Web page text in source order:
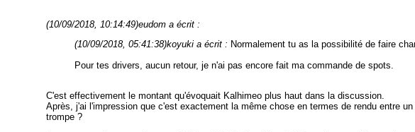
(10/09/2018, 10:14:49)eudom a écrit :
(10/09/2018, 05:41:38)koyuki a écrit : Normalement tu as la possibilité de faire
Pour tes drivers, aucun retour, je n'ai pas encore fait ma commande de spots.
C'est effectivement le montant qu'évoquait Kalhimeo plus haut dans la discussion.
Après, j'ai l'impression que c'est exactement la même chose en termes de rendu entre
trompe ?